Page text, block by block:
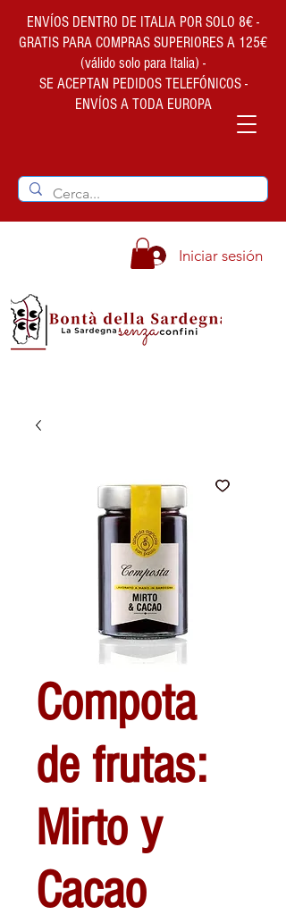
ENVÍOS DENTRO DE ITALIA POR SOLO 8€ -
GRATIS PARA COMPRAS SUPERIORES A 125€
(válido solo para Italia) -
SE ACEPTAN PEDIDOS TELEFÓNICOS -
ENVÍOS A TODA EUROPA
Iniciar sesión
Compota
de frutas:
Mirto y
Cacao